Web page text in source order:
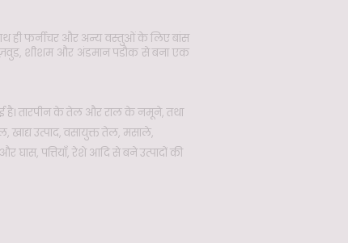
ही फर्नीचर और अन्य वस्तुओं के लिए बांस
शीशम और अंडमान पडौक से बना एक
है। तारपीन के तेल और राल के नमूने, तथा
खाद्य उत्पाद, वसायुक्त तेल, मसाले,
घास, पत्तियाँ, रेशे आदि से बने उत्पादों की